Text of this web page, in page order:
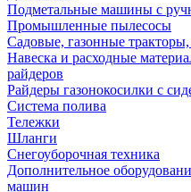
Подметальные машины с
Промышленные пылесосы
Садовые, газонные
Навеска и расходные
райдеров
Райдеры газонокосилки с
Система полива
Тележки
Шланги
Снегоуборочная техника
Дополнительное
машин